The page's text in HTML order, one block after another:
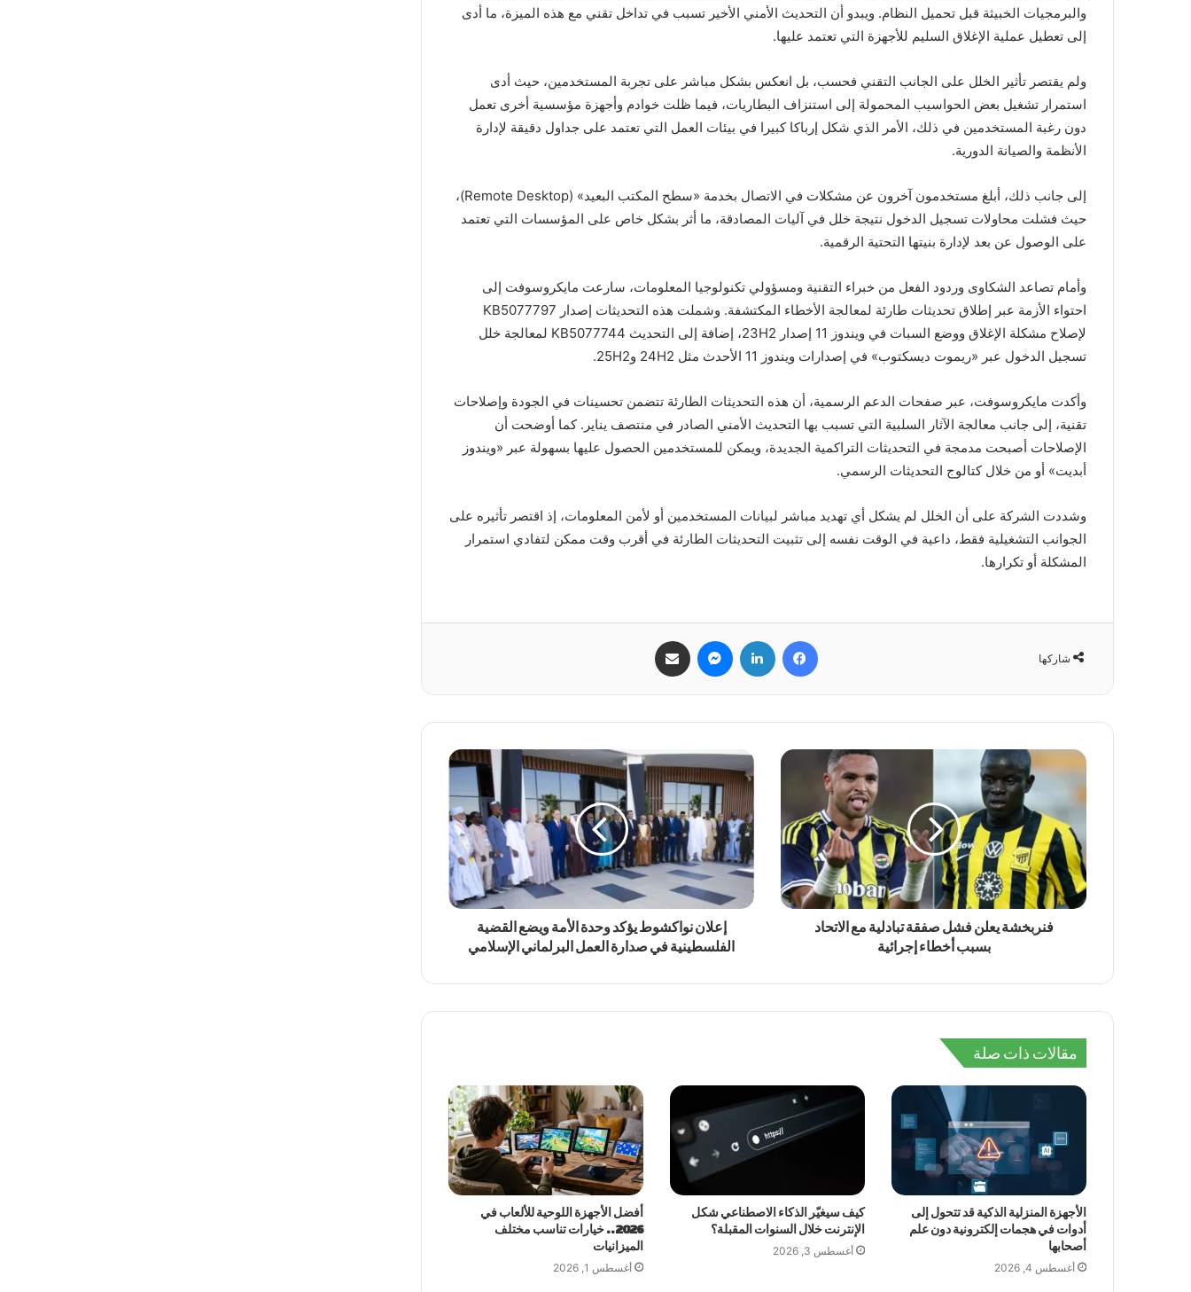
والبرمجيات الخبيثة قبل تحميل النظام. ويبدو أن التحديث الأمني الأخير تسبب في تداخل تقني مع هذه الميزة، ما أدى
إلى تعطيل عملية الإغلاق السليم للأجهزة التي تعتمد عليها.
ولم يقتصر تأثير الخلل على الجانب التقني فحسب، بل انعكس بشكل مباشر على تجربة المستخدمين، حيث أدى
استمرار تشغيل بعض الحواسيب المحمولة إلى استنزاف البطاريات، فيما ظلت خوادم وأجهزة مؤسسية أخرى تعمل
دون رغبة المستخدمين في ذلك، الأمر الذي شكل إرباكا كبيرا في بيئات العمل التي تعتمد على جداول دقيقة لإدارة
الأنظمة والصيانة الدورية.
إلى جانب ذلك، أبلغ مستخدمون آخرون عن مشكلات في الاتصال بخدمة «سطح المكتب البعيد» (Remote Desktop)،
حيث فشلت محاولات تسجيل الدخول نتيجة خلل في آليات المصادقة، ما أثر بشكل خاص على المؤسسات التي تعتمد
على الوصول عن بعد لإدارة بنيتها التحتية الرقمية.
وأمام تصاعد الشكاوى وردود الفعل من خبراء التقنية ومسؤولي تكنولوجيا المعلومات، سارعت مايكروسوفت إلى
احتواء الأزمة عبر إطلاق تحديثات طارئة لمعالجة الأخطاء المكتشفة. وشملت هذه التحديثات إصدار KB5077797
لإصلاح مشكلة الإغلاق ووضع السبات في ويندوز 11 إصدار 23H2، إضافة إلى التحديث KB5077744 لمعالجة خلل
تسجيل الدخول عبر «ريموت ديسكتوب» في إصدارات ويندوز 11 الأحدث مثل 24H2 و25H2.
وأكدت مايكروسوفت، عبر صفحات الدعم الرسمية، أن هذه التحديثات الطارئة تتضمن تحسينات في الجودة وإصلاحات
تقنية، إلى جانب معالجة الآثار السلبية التي تسبب بها التحديث الأمني الصادر في منتصف يناير. كما أوضحت أن
الإصلاحات أصبحت مدمجة في التحديثات التراكمية الجديدة، ويمكن للمستخدمين الحصول عليها بسهولة عبر «ويندوز
أبديت» أو من خلال كتالوج التحديثات الرسمي.
وشددت الشركة على أن الخلل لم يشكل أي تهديد مباشر لبيانات المستخدمين أو لأمن المعلومات، إذ اقتصر تأثيره على
الجوانب التشغيلية فقط، داعية في الوقت نفسه إلى تثبيت التحديثات الطارئة في أقرب وقت ممكن لتفادي استمرار
المشكلة أو تكرارها.
شاركها
فيسبوك لينكدإن ماسنجر
فنربخشة يعلن فشل صفقة تبادلية مع الاتحاد
بسبب أخطاء إجرائية
إعلان نواكشوط يؤكد وحدة الأمة ويضع القضية
الفلسطينية في صدارة العمل البرلماني الإسلامي
مقالات ذات صلة
الأجهزة المنزلية الذكية قد تتحول إلى
أدوات في هجمات إلكترونية دون علم
أصحابها
أغسطس 4, 2026
كيف سيغيّر الذكاء الاصطناعي شكل
الإنترنت خلال السنوات المقبلة؟
أغسطس 3, 2026
أفضل الأجهزة اللوحية للألعاب في
2026.. خيارات تناسب مختلف
الميزانيات
أغسطس 1, 2026